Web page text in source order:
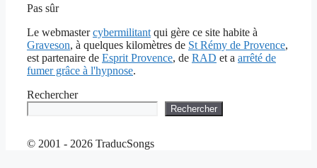
Pas sûr
Le webmastercybermilitant qui gère ce site habite à
Graveson, à quelques kilomètres de St Rémy de Provence,
est partenaire de Esprit Provence, de RAD et a arrêté de
fumer grâce à l'hypnose.
Rechercher
Rechercher
© 2001 - 2026 TraducSongs